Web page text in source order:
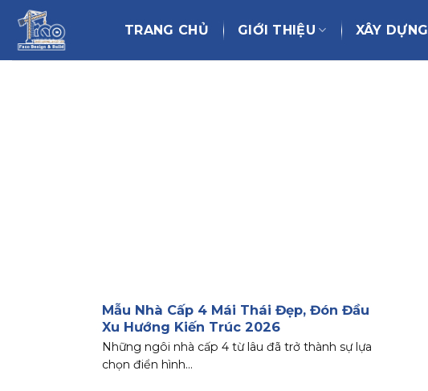
Chuyển
đến
nội
TRANG CHỦ GIỚI THIỆU XÂY DỰNG
Mẫu Nhà Cấp 4 Mái Thái Đẹp, Đón Đầu
Xu Hướng Kiến Trúc 2026
Những ngôi nhà cấp 4 từ lâu đã trở thành sự lựa
chọn điển hình...